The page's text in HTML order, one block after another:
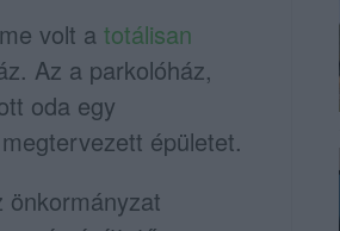
volt a totálisan
Az a parkolóház,
oda egy
épületet.
önkormányzat